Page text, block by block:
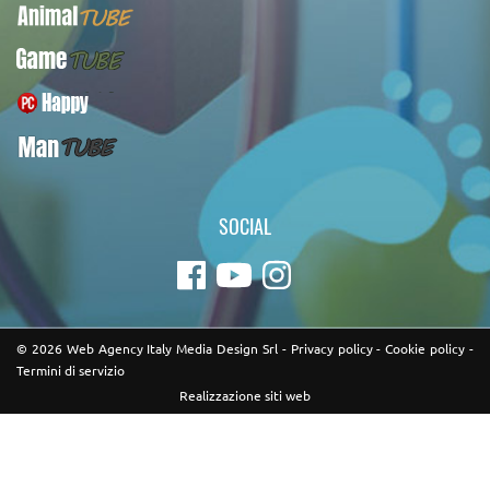
PcHappy
ManTUBE
SOCIAL
© 2026 Web Agency Italy Media Design Srl - Privacy policy-Cookie policy -
Termini di servizio
Realizzazione siti web